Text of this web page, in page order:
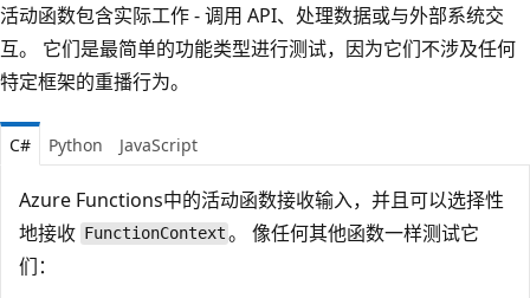
活动函数包含实际工作 - 调用 API、处理数据或与外部系统交
互。 它们是最简单的功能类型进行测试，因为它们不涉及任何
特定框架的重播行为。
C# Python JavaScript
Azure Functions中的活动函数接收输入，并且可以选择性
地接收 FunctionContext 。 像任何其他函数一样测试它
们：